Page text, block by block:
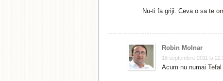
Nu-ti fa griji. Ceva o sa te
Robin Molnar
18 septembrie 2011 la
Acum nu numai